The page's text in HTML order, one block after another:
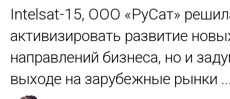
Intelsat-15, ООО «РуСат»
активизировать развитие
направлений бизнеса, но и
выходе на зарубежные рынки